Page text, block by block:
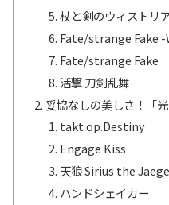
杖と剣のウィストリ
Fate/strange Fake
Fate/strange Fake
活撃 刀剣乱舞
妥協なしの美しさ！「
takt op.Destiny
Engage Kiss
天狼 Sirius the
ハンドシェイカー